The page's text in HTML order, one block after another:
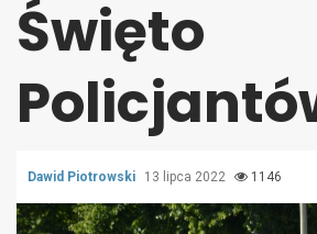
Święto
Dawid Piotrowski 13 lipca 2022 1146